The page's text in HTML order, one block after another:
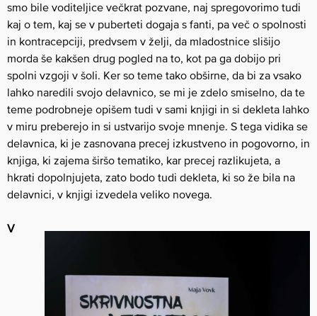
smo bile voditeljice večkrat pozvane, naj spregovorimo tudi
kaj o tem, kaj se v puberteti dogaja s fanti, pa več o spolnosti
in kontracepciji, predvsem v želji, da mladostnice slišijo
morda še kakšen drug pogled na to, kot pa ga dobijo pri
spolni vzgoji v šoli. Ker so teme tako obširne, da bi za vsako
lahko naredili svojo delavnico, se mi je zdelo smiselno, da te
teme podrobneje opišem tudi v sami knjigi in si dekleta lahko
v miru preberejo in si ustvarijo svoje mnenje. S tega vidika se
delavnica, ki je zasnovana precej izkustveno in pogovorno, in
knjiga, ki zajema širšo tematiko, kar precej razlikujeta, a
hkrati dopolnjujeta, zato bodo tudi dekleta, ki so že bila na
delavnici, v knjigi izvedela veliko novega.
V